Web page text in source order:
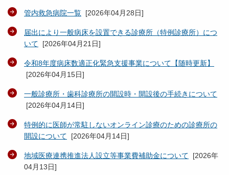
管内救急病院一覧 [2026年04月28日]
届出により一般病床を設置できる診療所（特例診療所）につ
いて [2026年04月21日]
令和8年度病床数適正化緊急支援事業について【随時更新】
[2026年04月15日]
一般診療所・歯科診療所の開設時・開設後の手続きについて
[2026年04月14日]
特例的に医師が常駐しないオンライン診療のための診療所の
開設について [2026年04月14日]
地域医療連携推進法人設立等事業費補助金について [2026年
04月13日]